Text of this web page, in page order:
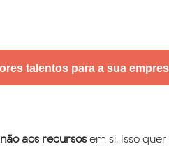
talentos para a sua
aos recursosem si. Isso